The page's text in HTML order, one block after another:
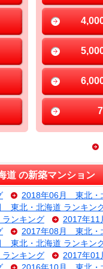
道 の新築マンション
2018年06月 東北・
東北・北海道 ランキン
ンキング
2017年
2017年08月 東北・
東北・北海道 ランキン
ンキング
2017年